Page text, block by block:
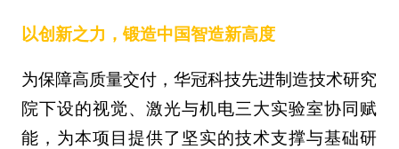
以创新之力，锻造中国智造新高度
为保障高质量交付，华冠科技先进制造技术研究
院下设的视觉、激光与机电三大实验室协同赋
能，为本项目提供了坚实的技术支撑与基础研